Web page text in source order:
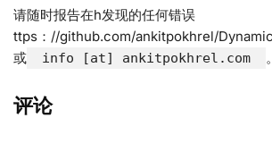
请随时报告在h发现的任何错误
ttps：//github.com/ankitpokhrel/
或
info [at] ankitpokhrel.com 。
评论